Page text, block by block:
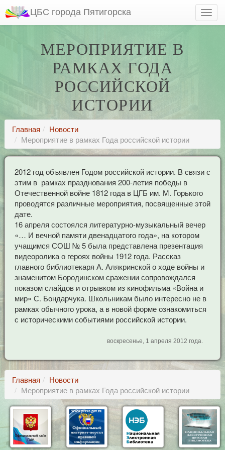
ЦБС города Пятигорска
МЕРОПРИЯТИЕ В
РАМКАХ ГОДА
РОССИЙСКОЙ
ИСТОРИИ
Главная
Новости
Мероприятие в рамках Года российской истории
2012 год объявлен Годом российской истории. В связи с
этим в рамках празднования 200-летия победы в
Отечественной войне 1812 года в ЦГБ им. М. Горького
проводятся различные мероприятия, посвященные этой
дате.
16 апреля состоялся литературно-музыкальный вечер
«… И вечной памяти двенадцатого года», на котором
учащимся СОШ № 5 была представлена презентация
видеоролика о героях войны 1912 года. Рассказ
главного библиотекаря А. Алякринской о ходе войны и
знаменитом Бородинском сражении сопровождался
показом слайдов и отрывком из кинофильма «Война и
мир» С. Бондарчука. Школьникам было интересно не в
рамках обычного урока, а в новой форме ознакомиться
с историческими событиями российской истории.
воскресенье, 1 апреля 2012 года.
Главная
Новости
Мероприятие в рамках Года российской истории